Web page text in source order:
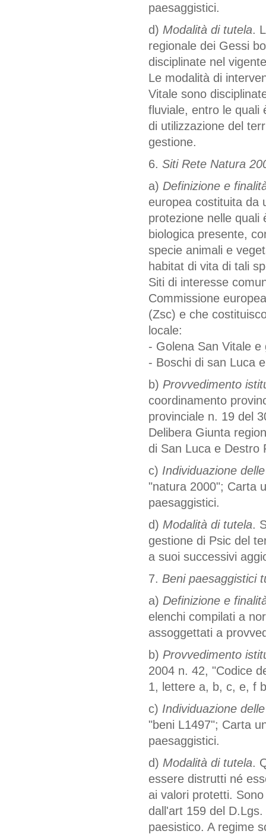
paesaggistici.
d) Modalità di tutela.
regionale dei Gessi
disciplinate nel
Le modalità di
Vitale sono
fluviale, entro le quali
di utilizzazione del
gestione.
6. Siti Rete Natura
a) Definizione e
europea costituita da
protezione nelle quali
biologica presente,
specie animali e
habitat di vita di tali
Siti di interesse
Commissione
(Zsc) e che
locale:
- Golena San Vitale e
- Boschi di san Luca
b) Provvedimento
coordinamento
provinciale n. 19 del
Delibera Giunta
di San Luca e Destro
c) Individuazione
"natura 2000"; Carta
paesaggistici.
d) Modalità di tutela.
gestione di Psic del
a suoi successivi
7. Beni paesaggistici
a) Definizione e
elenchi compilati a
assoggettati a
b) Provvedimento
2004 n. 42, "Codice
1, lettere a, b, c, e, f
c) Individuazione
"beni L1497"; Carta
paesaggistici.
d) Modalità di tutela.
essere distrutti né
ai valori protetti.
dall'art 159 del
paesistico. A regime